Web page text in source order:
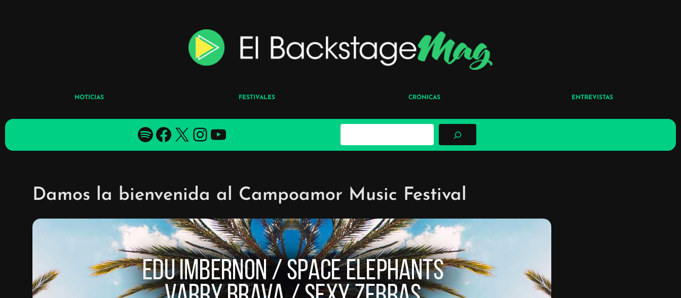
NOTICIAS FESTIVALES CRÓNICAS ENTREVISTAS
Spotify Facebook X YouTube YouTube
B
c
Damos la bienvenida al Campoamor Music Festival